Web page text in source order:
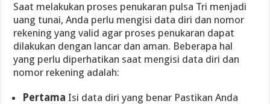
Saat melakukan proses penukaran pulsa Tri menjadi
uang tunai, Anda perlu mengisi data diri dan nomor
rekening yang valid agar proses penukaran dapat
dilakukan dengan lancar dan aman. Beberapa hal
yang perlu diperhatikan saat mengisi data diri dan
nomor rekening adalah:
Pertama Isi data diri yang benar Pastikan Anda